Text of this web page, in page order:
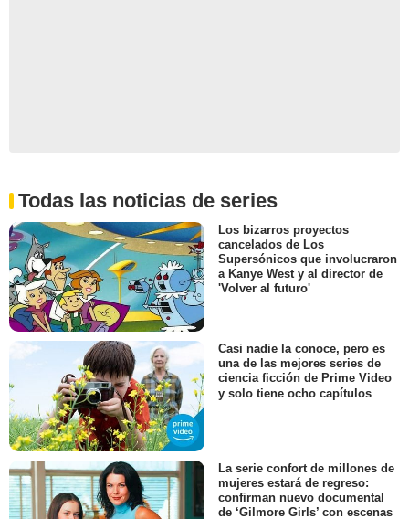
Todas las noticias de series
Los bizarros proyectos
cancelados de Los
Supersónicos que involucraron
a Kanye West y al director de
'Volver al futuro'
Casi nadie la conoce, pero es
una de las mejores series de
ciencia ficción de Prime Video
y solo tiene ocho capítulos
La serie confort de millones de
mujeres estará de regreso:
confirman nuevo documental
de ‘Gilmore Girls’ con escenas